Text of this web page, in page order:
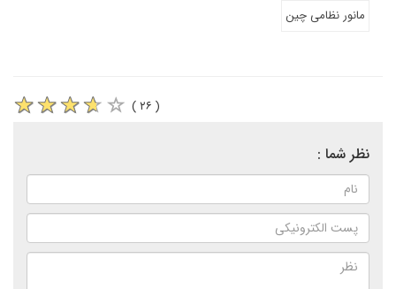
مانور نظامی چین
( ۲۶ )
نظر شما :